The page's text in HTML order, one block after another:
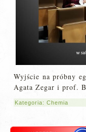
Wyjście na próbny
Agata Zegar i prof.
Kategoria:Chemia